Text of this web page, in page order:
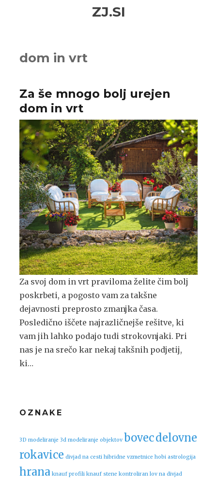
ZJ.SI
dom in vrt
Za še mnogo bolj urejen
dom in vrt
Za svoj dom in vrt praviloma želite čim bolj
poskrbeti, a pogosto vam za takšne
dejavnosti preprosto zmanjka časa.
Posledično iščete najrazličnejše rešitve, ki
vam jih lahko podajo tudi strokovnjaki. Pri
nas je na srečo kar nekaj takšnih podjetij,
ki…
OZNAKE
3D modeliranje 3d modeliranje objektov bovecdelovne
rokavice divjad na cesti hibridne vzmetnice hobi astrologija
hrana knauf profili knauf stene kontroliran lov na divjad